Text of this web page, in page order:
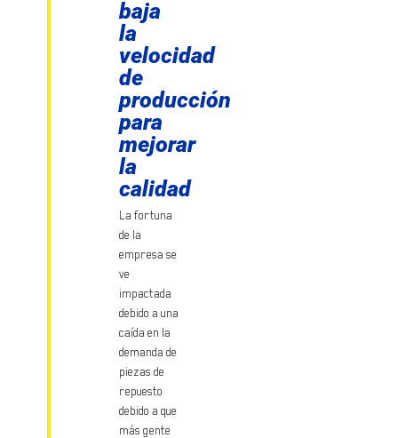
baja
la
velocidad
de
producción
para
mejorar
la
calidad
La fortuna
de la
empresa se
ve
impactada
debido a una
caída en la
demanda de
piezas de
repuesto
debido a que
más gente